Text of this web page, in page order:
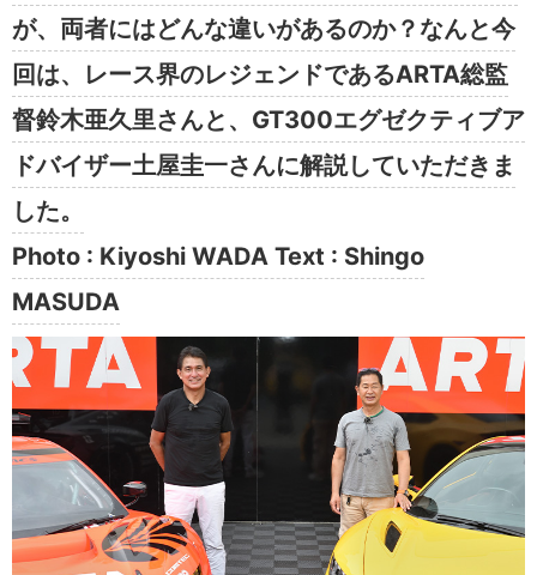
が、両者にはどんな違いがあるのか？なんと今
回は、レース界のレジェンドであるARTA総監
督鈴木亜久里さんと、GT300エグゼクティブア
ドバイザー土屋圭一さんに解説していただきま
した。
Photo : Kiyoshi WADA Text : Shingo
MASUDA